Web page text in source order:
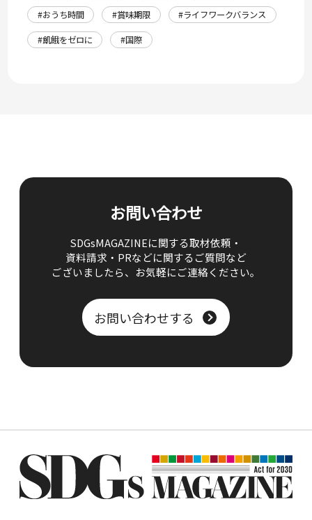
#おうち時間
#賞味期限
#ライフワークバランス
#飢餓をゼロに
#国際
お問い合わせ
SDGsMAGAZINEに関する取材依頼・
資料請求・PRなどに関するご質問など
ございましたら、 お気軽にご連絡ください。
お問い合わせする